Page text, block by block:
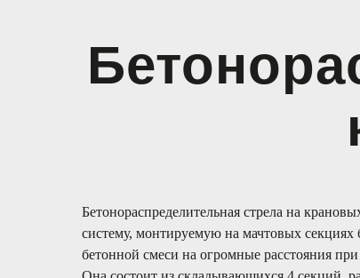
Бетонораспределительная стрела на
систему, монтируемую на мачтовых секциях
бетонной смеси на огромные расстояния